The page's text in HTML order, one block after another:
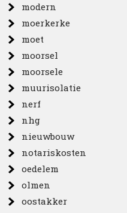
modern
moerkerke
moet
moorsel
moorsele
muurisolatie
nerf
nhg
nieuwbouw
notariskosten
oedelem
olmen
oostakker